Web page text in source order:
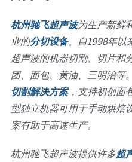
杭州驰飞超声波为生产新鲜
业的分切设备。自1998年以
超声波的机器切割、切片和
团、面包、黄油、三明治等
切割解决方案，支持初创面
型独立机器可用于手动烘焙
案有助于高速生产。
杭州驰飞超声波提供许多超